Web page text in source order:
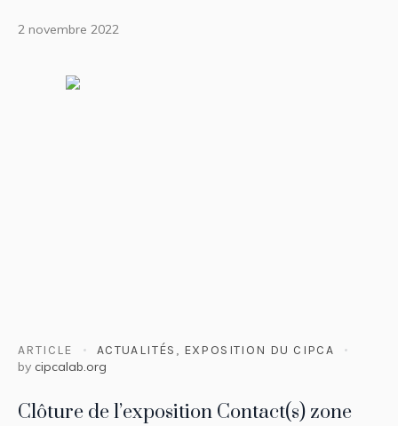
2 novembre 2022
ARTICLE ACTUALITÉS , EXPOSITION DU CIPCA
by cipcalab.org
Clôture de l’exposition Contact(s) zone